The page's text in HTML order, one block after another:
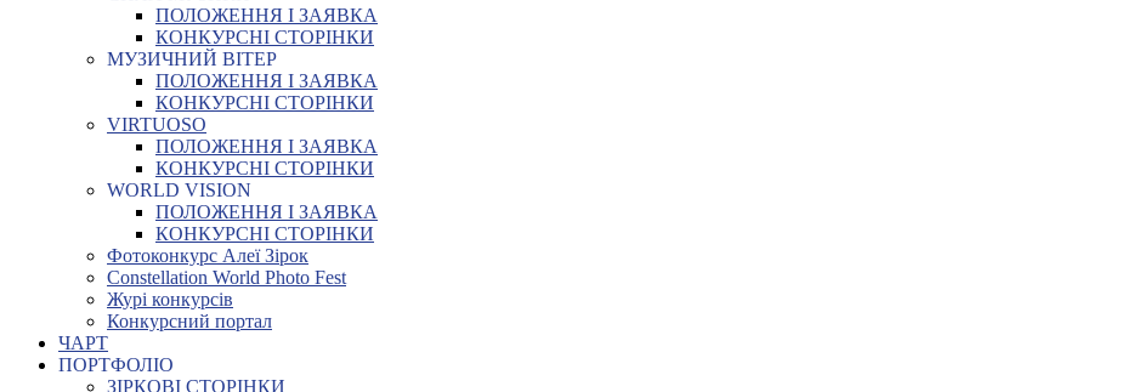
ПОЛОЖЕННЯ І ЗАЯВКА
КОНКУРСНІ СТОРІНКИ
МУЗИЧНИЙ ВІТЕР
ПОЛОЖЕННЯ І ЗАЯВКА
КОНКУРСНІ СТОРІНКИ
VIRTUOSO
ПОЛОЖЕННЯ І ЗАЯВКА
КОНКУРСНІ СТОРІНКИ
WORLD VISION
ПОЛОЖЕННЯ І ЗАЯВКА
КОНКУРСНІ СТОРІНКИ
Фотоконкурс Алеї Зірок
Constellation World Photo Fest
Журі конкурсів
Конкурсний портал
ЧАРТ
ПОРТФОЛІО
ЗІРКОВІ СТОРІНКИ